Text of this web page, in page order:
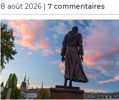
8 août 2026 | 7 commentaires